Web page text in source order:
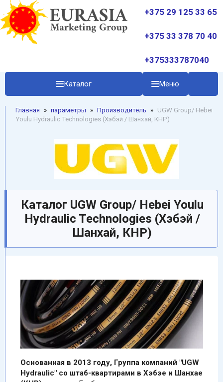
+375 29 125 33 65
+375 33 378 70 40
+375333787040
Каталог Меню
Главная » параметры » Производитель » UGW Group/ Hebei
Youlu Hydraulic Technologies (Хэбэй / Шанхай, КНР)
Каталог UGW Group/ Hebei Youlu
Hydraulic Technologies (Хэбэй /
Шанхай, КНР)
Основанная в 2013 году, Группа компаний "UGW
Hydraulic" со штаб-квартирами в Хэбэе и Шанхае